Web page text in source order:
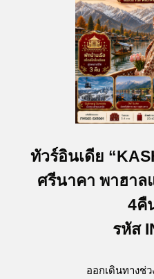
ทัวร์อินเดีย
ศรีนาคา พาฮาล
4คื
รหัส
ออกเดินทางช่ว